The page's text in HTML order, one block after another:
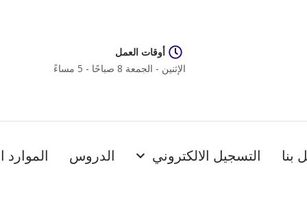
أوقات العمل
الإثنين - الجمعة 8 صباحًا - 5 مساءً
بنا التسجيل الالكتروني الدروس الموارد